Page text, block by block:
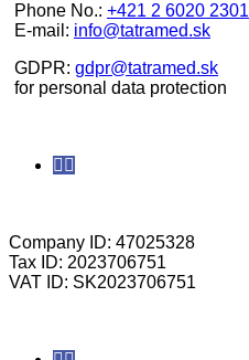
Phone No.: +421 2 6020 2301
E-mail: info@tatramed.sk
GDPR: gdpr@tatramed.sk
for personal data protection
Company ID: 47025328
Tax ID: 2023706751
VAT ID: SK2023706751